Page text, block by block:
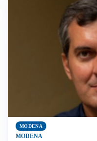
MODENA
MODENA